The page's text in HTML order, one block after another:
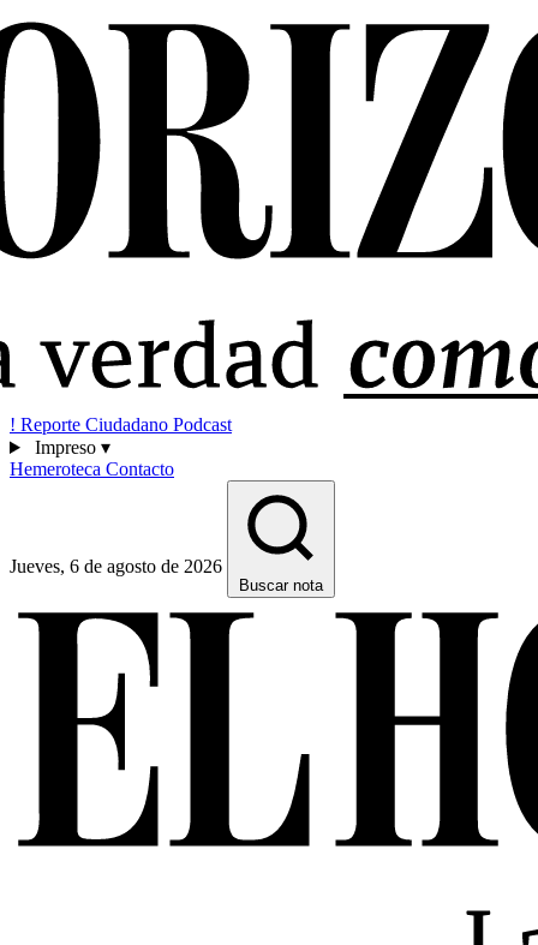
! Reporte Ciudadano Podcast
Impreso ▾
Hemeroteca Contacto
Jueves, 6 de agosto de 2026
Buscar nota